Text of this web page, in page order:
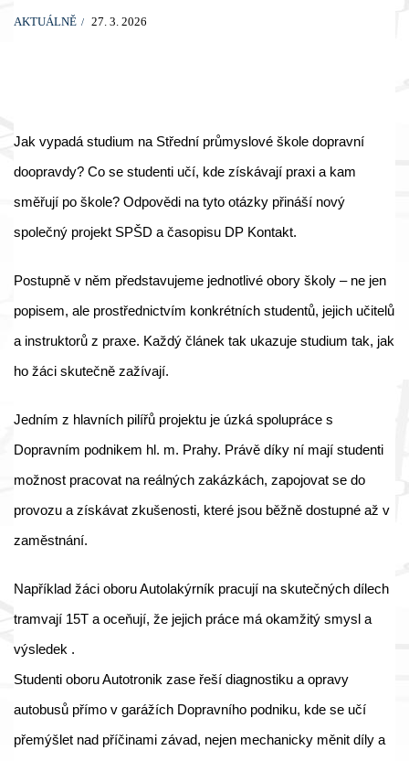
AKTUÁLNĚ 27. 3. 2026
Jak vypadá studium na Střední průmyslové škole dopravní
doopravdy? Co se studenti učí, kde získávají praxi a kam
směřují po škole? Odpovědi na tyto otázky přináší nový
společný projekt SPŠD a časopisu DP Kontakt.
Postupně v něm představujeme jednotlivé obory školy – ne jen
popisem, ale prostřednictvím konkrétních studentů, jejich učitelů
a instruktorů z praxe. Každý článek tak ukazuje studium tak, jak
ho žáci skutečně zažívají.
Jedním z hlavních pilířů projektu je úzká spolupráce s
Dopravním podnikem hl. m. Prahy. Právě díky ní mají studenti
možnost pracovat na reálných zakázkách, zapojovat se do
provozu a získávat zkušenosti, které jsou běžně dostupné až v
zaměstnání.
Například žáci oboru Autolakýrník pracují na skutečných dílech
tramvají 15T a oceňují, že jejich práce má okamžitý smysl a
výsledek .
Studenti oboru Autotronik zase řeší diagnostiku a opravy
autobusů přímo v garážích Dopravního podniku, kde se učí
přemýšlet nad příčinami závad, nejen mechanicky měnit díly a